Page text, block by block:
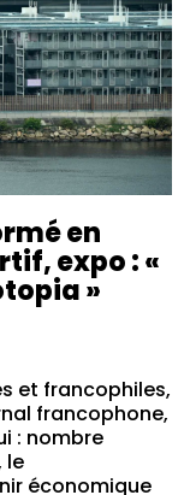
en
expo : «
»
et francophiles,
francophone,
: nombre
le
économique